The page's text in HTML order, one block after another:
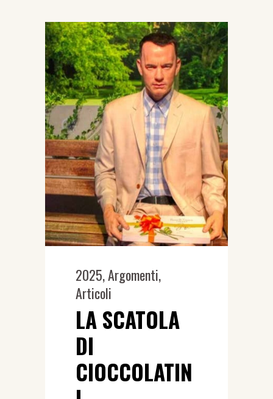
2025,Argomenti,
Articoli
LA SCATOLA
DI
CIOCCOLATIN